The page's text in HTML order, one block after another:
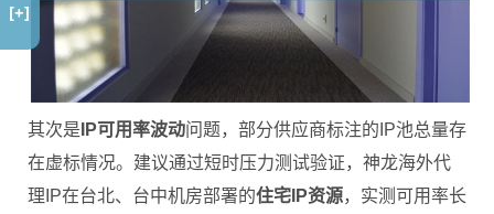
其次是 IP可用率波动问题，部分供应商标注的IP池总量存
在虚标情况。建议通过短时压力测试验证，神龙海外代
理IP在台北、台中机房部署的住宅IP资源，实测可用率长
[+]